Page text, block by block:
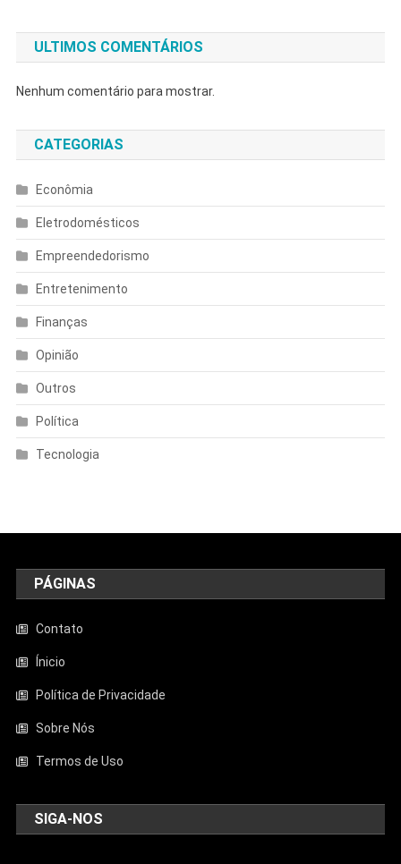
ULTIMOS COMENTÁRIOS
Nenhum comentário para mostrar.
CATEGORIAS
Econômia
Eletrodomésticos
Empreendedorismo
Entretenimento
Finanças
Opinião
Outros
Política
Tecnologia
PÁGINAS
Contato
Ínicio
Política de Privacidade
Sobre Nós
Termos de Uso
SIGA-NOS